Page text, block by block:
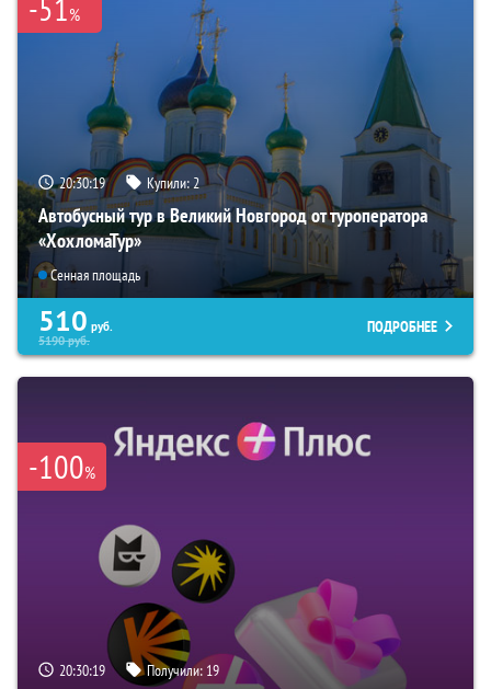
%
20:30:18 Купили:2
Автобусный тур в Великий Новгород от туроператора
«ХохломаТур»
Сенная площадь
510 руб.
5190руб.
ПОДРОБНЕЕ
-100%
20:30:18 Получили: 19